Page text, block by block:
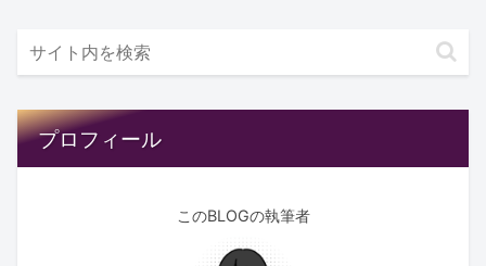
プロフィール
このBLOGの執筆者